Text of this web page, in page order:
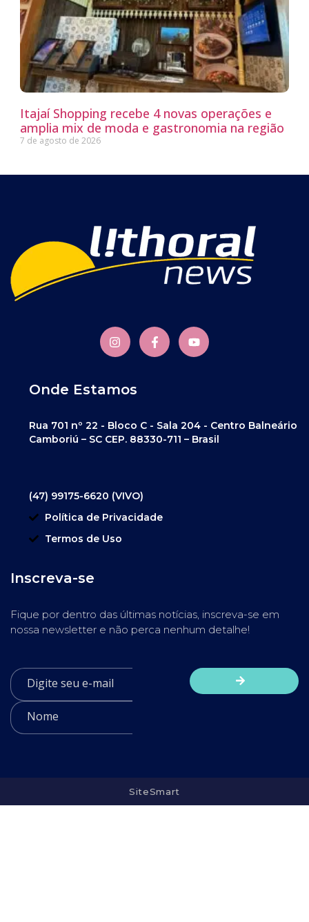
Itajaí Shopping recebe 4 novas operações e
amplia mix de moda e gastronomia na região
7 de agosto de 2026
Onde Estamos
Rua 701 nº 22 - Bloco C - Sala 204 - Centro Balneário
Camboriú – SC CEP. 88330-711 – Brasil
(47) 99175-6620 (VIVO)
Política de Privacidade
Termos de Uso
Inscreva-se
Fique por dentro das últimas notícias, inscreva-se em
nossa newsletter e não perca nenhum detalhe!
SiteSmart